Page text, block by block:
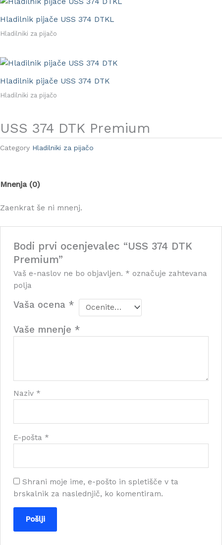
Hladilnik pijače USS 374 DTKL
Hladilniki za pijačo
Hladilnik pijače USS 374 DTK
Hladilniki za pijačo
USS 374 DTK Premium
Category Hladilniki za pijačo
Mnenja (0)
Zaenkrat še ni mnenj.
Bodi prvi ocenjevalec “USS 374 DTK
Premium”
Vaš e-naslov ne bo objavljen. * označuje zahtevana
polja
Vaša ocena *
Vaše mnenje *
Naziv *
E-pošta *
Shrani moje ime, e-pošto in spletišče v ta
brskalnik za naslednjič, ko komentiram.